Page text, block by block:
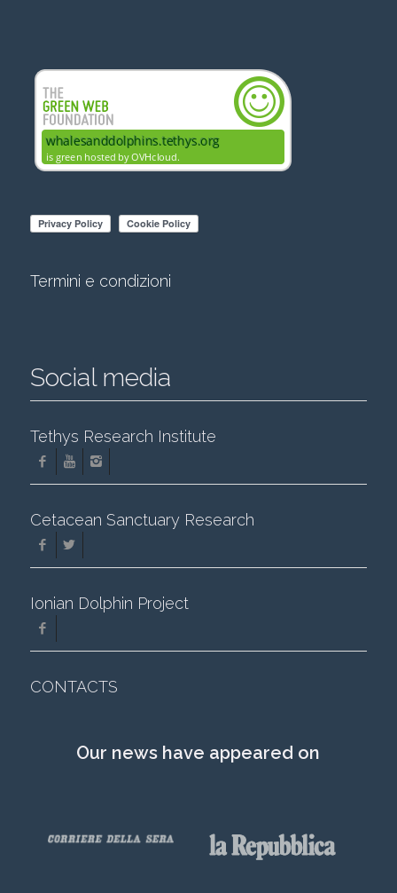
Termini e condizioni
Social media
Tethys Research Institute
Cetacean Sanctuary Research
Ionian Dolphin Project
CONTACTS
Our news have appeared on